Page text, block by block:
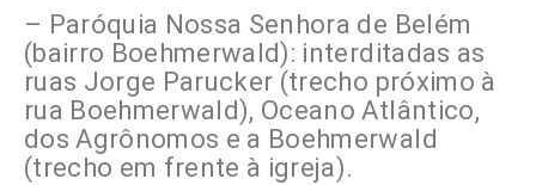
– Paróquia Nossa Senhora de Belém
(bairro Boehmerwald): interditadas as
ruas Jorge Parucker (trecho próximo à
rua Boehmerwald), Oceano Atlântico,
dos Agrônomos e a Boehmerwald
(trecho em frente à igreja).